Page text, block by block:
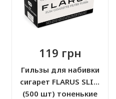
119 грн
Гильзы для набивки
сигарет FLARUS SLIM
(500 шт) тоненькие